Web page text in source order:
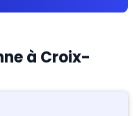
à Croix-